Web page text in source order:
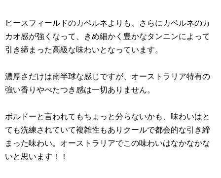
ヒースフィールドのカベルネよりも、さらにカベルネのカ
カオ感が強くなって、きめ細かく豊かなタンニンによって
引き締まった高級な味わいとなっています。
濃厚さだけは南半球な感じですが、オーストラリア特有の
強い香りやべたつき感は一切ありません。
ボルドーと言われてもちょっと分らないかも、味わいはと
ても洗練されていて複雑性もありクールで都会的な引き締
まった味わい。オーストラリアでこの味わいはなかなかな
いと思います！！